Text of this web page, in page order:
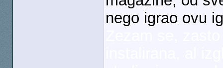
nego igrao ovu